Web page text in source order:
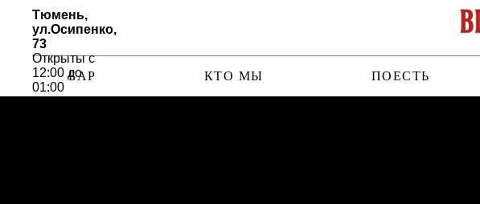
Тюмень,
ул.Осипенко,
73
Открыты с
12:00 до
01:00
БАР КТО МЫ ПОЕСТЬ